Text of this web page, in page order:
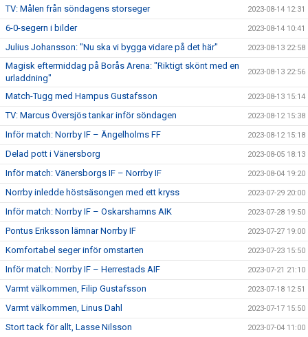
TV: Målen från söndagens storseger 2023-08-14 12:31
6-0-segern i bilder 2023-08-14 10:41
Julius Johansson: "Nu ska vi bygga vidare på det här" 2023-08-13 22:58
Magisk eftermiddag på Borås Arena: "Riktigt skönt med en
urladdning"
2023-08-13 22:56
Match-Tugg med Hampus Gustafsson 2023-08-13 15:14
TV: Marcus Översjös tankar inför söndagen 2023-08-12 15:38
Inför match: Norrby IF – Ängelholms FF 2023-08-12 15:18
Delad pott i Vänersborg 2023-08-05 18:13
Inför match: Vänersborgs IF – Norrby IF 2023-08-04 19:20
Norrby inledde höstsäsongen med ett kryss 2023-07-29 20:00
Inför match: Norrby IF – Oskarshamns AIK 2023-07-28 19:50
Pontus Eriksson lämnar Norrby IF 2023-07-27 19:00
Komfortabel seger inför omstarten 2023-07-23 15:50
Inför match: Norrby IF – Herrestads AIF 2023-07-21 21:10
Varmt välkommen, Filip Gustafsson 2023-07-18 12:51
Varmt välkommen, Linus Dahl 2023-07-17 15:50
Stort tack för allt, Lasse Nilsson 2023-07-04 11:00